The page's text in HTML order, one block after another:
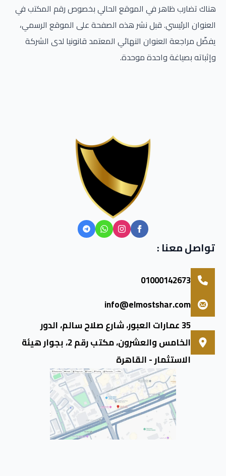
هناك تضارب ظاهر في الموقع الحالي بخصوص رقم المكتب في
العنوان الرئيسي. قبل نشر هذه الصفحة على الموقع الرسمي،
يفضّل مراجعة العنوان النهائي المعتمد قانونيا لدى الشركة
وإثباته بصياغة واحدة موحدة.
تواصل معنا :
01000142673
info@elmostshar.com
35 عمارات العبور، شارع صلاح سالم، الدور
الخامس والعشرون، مكتب رقم 2، بجوار هيئة
الاستثمار - القاهرة